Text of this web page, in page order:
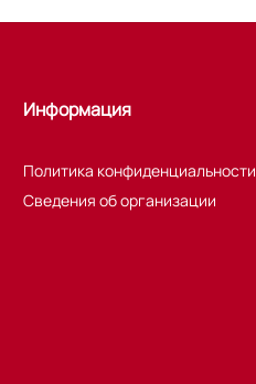
Информация
Политика конфиденциальности
Сведения об организации